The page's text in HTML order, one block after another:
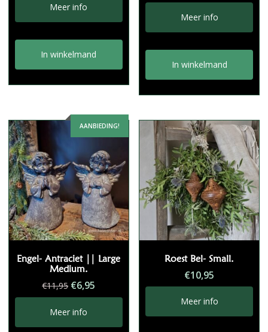
Meer info
In winkelmand
Meer info
In winkelmand
AANBIEDING!
Engel- Antraciet || Large
Medium.
€11,95 Oorspronkelijke
prijs
was:
€11,95.
€6,95
prijs
€6,95.
Meer info
Roest Bel- Small.
€10,95
Meer info